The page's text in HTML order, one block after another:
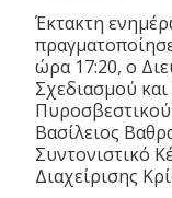
Έκτακτη
ώρα 17:20, ο
Σχεδιασμού
Βασίλειος
Συντονιστικό
Διαχείρισης